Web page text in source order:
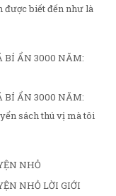
được biết đến như là
BÍ ẨN 3000 NĂM:
BÍ ẨN 3000 NĂM:
sách thú vị mà tôi
NHỎ
NHỎ LỜI GIỚI